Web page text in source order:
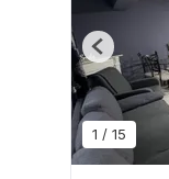
1 / 15
Previous